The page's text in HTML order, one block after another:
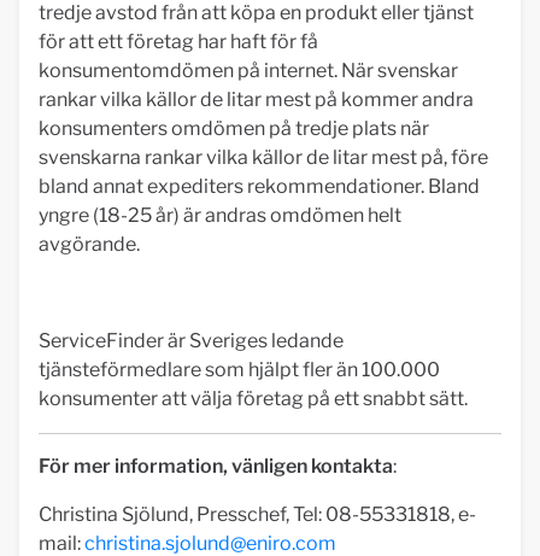
tredje avstod från att köpa en produkt eller tjänst
för att ett företag har haft för få
konsumentomdömen på internet. När svenskar
rankar vilka källor de litar mest på kommer andra
konsumenters omdömen på tredje plats när
svenskarna rankar vilka källor de litar mest på, före
bland annat expediters rekommendationer. Bland
yngre (18-25 år) är andras omdömen helt
avgörande.
ServiceFinder är Sveriges ledande
tjänsteförmedlare som hjälpt fler än 100.000
konsumenter att välja företag på ett snabbt sätt.
För mer information, vänligen kontakta:
Christina Sjölund, Presschef, Tel: 08-55331818, e-
mail:christina.sjolund@eniro.com